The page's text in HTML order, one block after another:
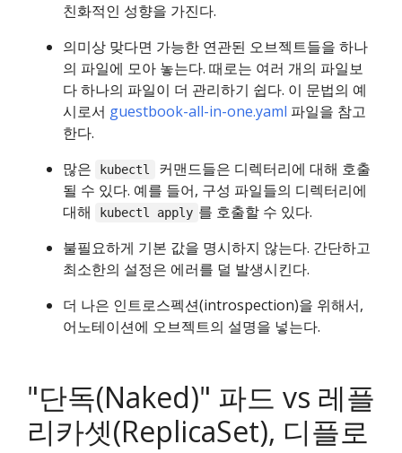
친화적인 성향을 가진다.
의미상 맞다면 가능한 연관된 오브젝트들을 하나
의 파일에 모아 놓는다. 때로는 여러 개의 파일보
다 하나의 파일이 더 관리하기 쉽다. 이 문법의 예
시로서 guestbook-all-in-one.yaml 파일을 참고
한다.
많은
kubectl
커맨드들은 디렉터리에 대해 호출
될 수 있다. 예를 들어, 구성 파일들의 디렉터리에
대해
kubectl apply 를 호출할 수 있다.
불필요하게 기본 값을 명시하지 않는다. 간단하고
최소한의 설정은 에러를 덜 발생시킨다.
더 나은 인트로스펙션(introspection)을 위해서,
어노테이션에 오브젝트의 설명을 넣는다.
"단독(Naked)" 파드 vs 레플
리카셋(ReplicaSet), 디플로